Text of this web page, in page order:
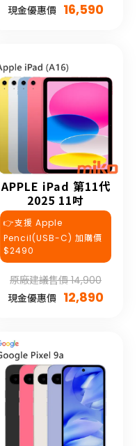
現金優惠價 16,590
APPLE iPad 第11代
2025 11吋
👉支援 Apple
Pencil(USB-C) 加購價
$2490
原廠建議售價 14,900
現金優惠價 12,890